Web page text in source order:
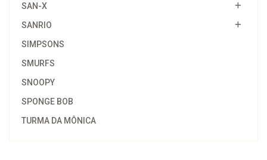
SAN-X
SANRIO
SIMPSONS
SMURFS
SNOOPY
SPONGE BOB
TURMA DA MÔNICA